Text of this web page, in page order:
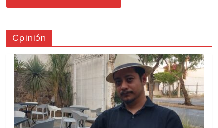
Opinión